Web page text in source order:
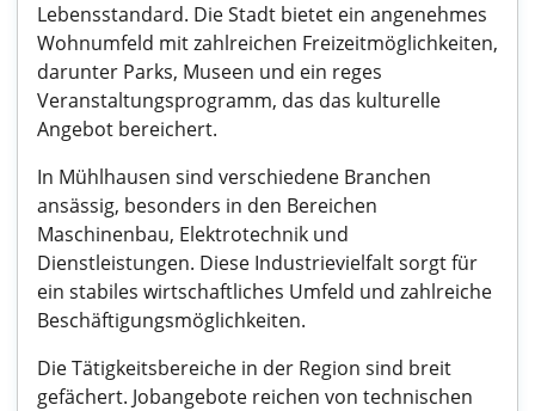
Lebensstandard. Die Stadt bietet ein angenehmes
Wohnumfeld mit zahlreichen Freizeitmöglichkeiten,
darunter Parks, Museen und ein reges
Veranstaltungsprogramm, das das kulturelle
Angebot bereichert.
In Mühlhausen sind verschiedene Branchen
ansässig, besonders in den Bereichen
Maschinenbau, Elektrotechnik und
Dienstleistungen. Diese Industrievielfalt sorgt für
ein stabiles wirtschaftliches Umfeld und zahlreiche
Beschäftigungsmöglichkeiten.
Die Tätigkeitsbereiche in der Region sind breit
gefächert. Jobangebote reichen von technischen